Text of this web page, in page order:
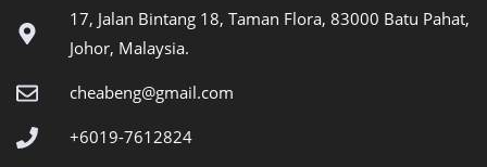
17, Jalan Bintang 18, Taman Flora, 83000 Batu Pahat,
Johor, Malaysia.
cheabeng@gmail.com
+6019-7612824